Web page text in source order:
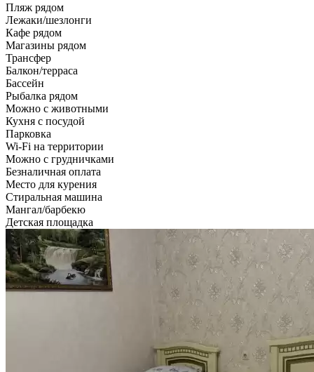
Пляж рядом
Лежаки/шезлонги
Кафе рядом
Магазины рядом
Трансфер
Балкон/терраса
Бассейн
Рыбалка рядом
Можно с животными
Кухня с посудой
Парковка
Wi-Fi на территории
Можно с грудничками
Безналичная оплата
Место для курения
Стиральная машина
Мангал/барбекю
Детская площадка